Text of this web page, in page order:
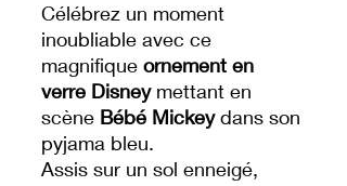
Célébrez un moment
inoubliable avec ce
magnifique ornement en
verre Disneymettant en
scène Bébé Mickeydans son
pyjama bleu.
Assis sur un sol enneigé,